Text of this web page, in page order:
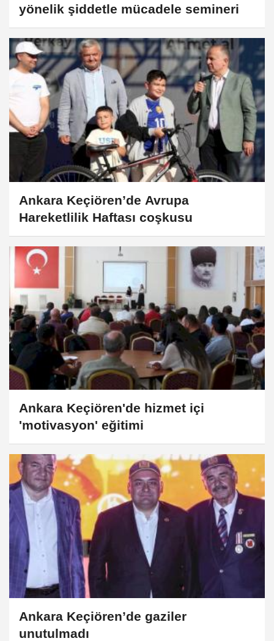
yönelik şiddetle mücadele semineri
Ankara Keçiören’de Avrupa
Hareketlilik Haftası coşkusu
Ankara Keçiören'de hizmet içi
'motivasyon' eğitimi
Ankara Keçiören’de gaziler
unutulmadı